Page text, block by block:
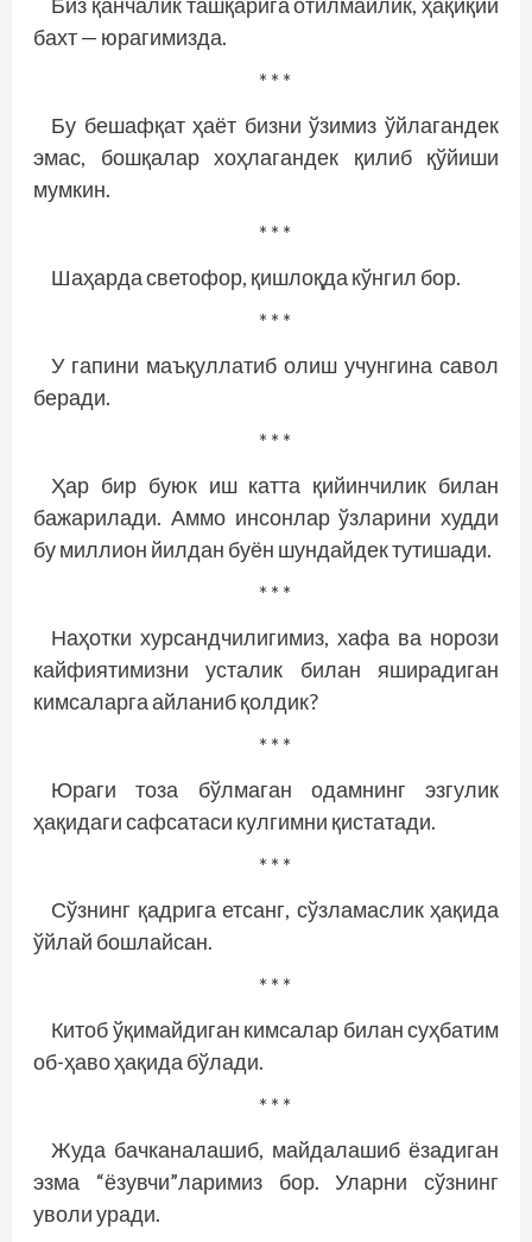
бахт — юрагимизда.
* * *
Бу бешафқат ҳаёт бизни ўзимиз ўйлагандек
эмас, бошқалар хоҳлагандек қилиб қўйиши
мумкин.
* * *
Шаҳарда светофор, қишлоқда кўнгил бор.
* * *
У гапини маъқуллатиб олиш учунгина савол
беради.
* * *
Ҳар бир буюк иш катта қийинчилик билан
бажарилади. Аммо инсонлар ўзларини худди
бу миллион йилдан буён шундайдек тутишади.
* * *
Наҳотки хурсандчилигимиз, хафа ва норози
кайфиятимизни усталик билан яширадиган
кимсаларга айланиб қолдик?
* * *
Юраги тоза бўлмаган одамнинг эзгулик
ҳақидаги сафсатаси кулгимни қистатади.
* * *
Сўзнинг қадрига етсанг, сўзламаслик ҳақида
ўйлай бошлайсан.
* * *
Китоб ўқимайдиган кимсалар билан суҳбатим
об-ҳаво ҳақида бўлади.
* * *
Жуда бачканалашиб, майдалашиб ёзадиган
эзма “ёзувчи”ларимиз бор. Уларни сўзнинг
уволи уради.